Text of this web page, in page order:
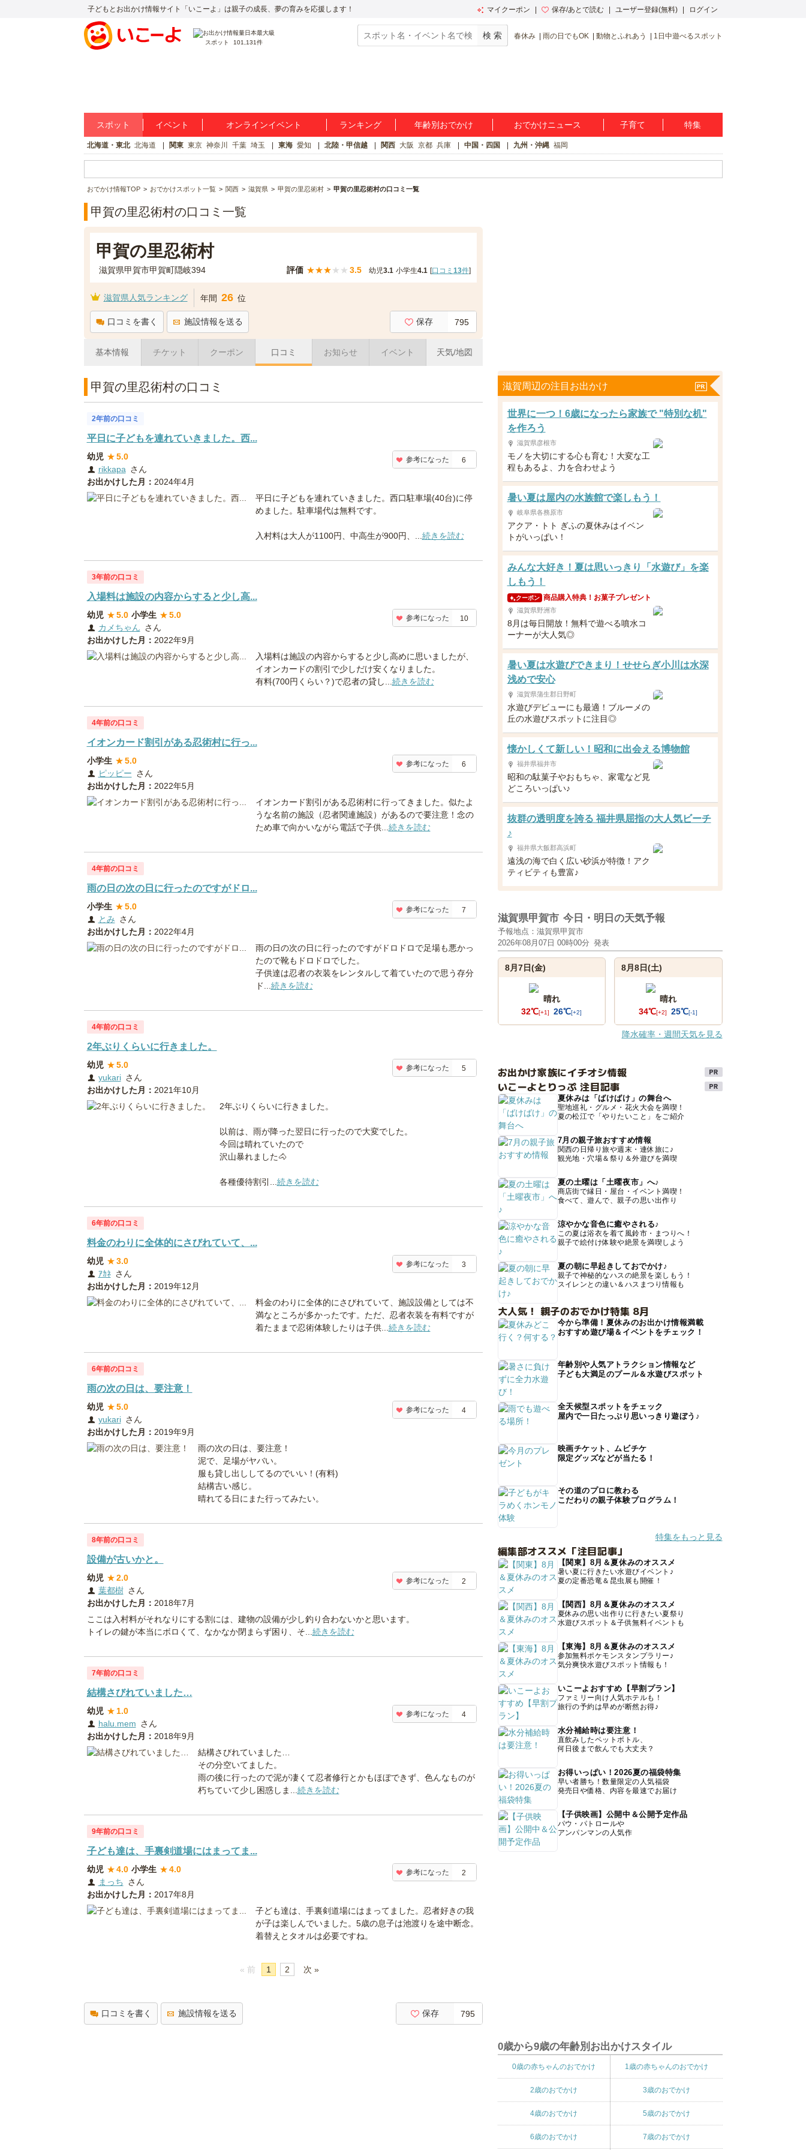
子どもとお出かけ情報サイト「いこーよ」は親子の成長、夢の育みを応援します！ マイクーポン 保存/あとで読む ユーザー登録(無料) ログイン
スポット 101,131件
春休み 雨の日でもOK 動物とふれあう 1日中遊べるスポット
スポット イベント オンラインイベント ランキング 年齢別おでかけ おでかけニュース 子育て 特集
北海道・東北 北海道 関東 東京 神奈川 千葉 埼玉 東海 愛知 北陸・甲信越 関西 大阪 京都 兵庫 中国・四国 九州・沖縄 福岡
おでかけ情報TOP おでかけスポット一覧 関西 滋賀県 甲賀の里忍術村 甲賀の里忍術村の口コミ一覧
甲賀の里忍術村の口コミ一覧
甲賀の里忍術村
滋賀県甲賀市甲賀町隠岐394 評価 ★★★★ ★ 3.5 幼児3.1 小学生4.1 [口コミ 13件]
滋賀県人気ランキング 年間 26 位
口コミを書く 施設情報を送る 保存 795
基本情報 チケット クーポン 口コミ お知らせ イベント 天気/地図
甲賀の里忍術村の口コミ
2年前の口コミ
平日に子どもを連れていきました。西...
幼児 ★5.0
rikkapa さん
お出かけした月： 2024年4月
参考になった 6
平日に子どもを連れていきました。西口駐車場(40台)に停
めました。駐車場代は無料です。
入村料は大人が1100円、中高生が900円、... 続きを読む
3年前の口コミ
入場料は施設の内容からすると少し高...
幼児 ★5.0 小学生 ★5.0
カメちゃん さん
お出かけした月： 2022年9月
参考になった 10
入場料は施設の内容からすると少し高めに思いましたが、
イオンカードの割引で少しだけ安くなりました。
有料(700円くらい？)で忍者の貸し... 続きを読む
4年前の口コミ
イオンカード割引がある忍術村に行っ...
小学生 ★5.0
ピッピー さん
お出かけした月： 2022年5月
参考になった 6
イオンカード割引がある忍術村に行ってきました。似たよ
うな名前の施設（忍者関連施設）があるので要注意！念の
ため車で向かいながら電話で子供... 続きを読む
4年前の口コミ
雨の日の次の日に行ったのですがドロ...
小学生 ★5.0
とみ さん
お出かけした月： 2022年4月
参考になった 7
雨の日の次の日に行ったのですがドロドロで足場も悪かっ
たので靴もドロドロでした。
子供達は忍者の衣装をレンタルして着ていたので思う存分
ド... 続きを読む
4年前の口コミ
2年ぶりくらいに行きました。
幼児 ★5.0
yukari さん
お出かけした月： 2021年10月
参考になった 5
2年ぶりくらいに行きました。
以前は、雨が降った翌日に行ったので大変でした。
今回は晴れていたので
沢山暴れました🐴
各種優待割引... 続きを読む
6年前の口コミ
料金のわりに全体的にさびれていて、...
幼児 ★3.0
ｱｶﾈ さん
お出かけした月： 2019年12月
参考になった 3
料金のわりに全体的にさびれていて、施設設備としては不
満なところが多かったです。ただ、忍者衣装を有料ですが
着たままで忍術体験したりは子供... 続きを読む
6年前の口コミ
雨の次の日は、要注意！
幼児 ★5.0
yukari さん
お出かけした月： 2019年9月
参考になった 4
雨の次の日は、要注意！
泥で、足場がヤバい。
服も貸し出ししてるのでいい！(有料)
結構古い感じ。
晴れてる日にまた行ってみたい。
8年前の口コミ
設備が古いかと。
幼児 ★2.0
葉都樹 さん
お出かけした月： 2018年7月
参考になった 2
ここは入村料がそれなりにする割には、建物の設備が少し釣り合わないかと思います。
トイレの鍵が本当にボロくて、なかなか閉まらず困り、そ... 続きを読む
7年前の口コミ
結構さびれていました…
幼児 ★ 1.0
halu.mem さん
お出かけした月： 2018年9月
参考になった 4
結構さびれていました…
その分空いてました。
雨の後に行ったので泥が凄くて忍者修行とかもほぼできず、色んなものが
朽ちていて少し困惑しま... 続きを読む
9年前の口コミ
子ども達は、手裏剣道場にはまってま...
幼児 ★4.0 小学生 ★4.0
まっち さん
お出かけした月： 2017年8月
参考になった 2
子ども達は、手裏剣道場にはまってました。忍者好きの我
が子は楽しんでいました。5歳の息子は池渡りを途中断念。
着替えとタオルは必要ですね。
« 前 1 2 次 »
口コミを書く 施設情報を送る 保存 795
滋賀周辺の注目お出かけ
世界に一つ！6歳になったら家族で "特別な机"
を作ろう
滋賀県彦根市
モノを大切にする心も育む！大変な工
程もあるよ、力を合わせよう
暑い夏は屋内の水族館で楽しもう！
岐阜県各務原市
アクア・トト ぎふの夏休みはイベン
トがいっぱい！
みんな大好き！夏は思いっきり「水遊び」を楽
しもう！
クーポン 商品購入特典！お菓子プレゼント
滋賀県野洲市
8月は毎日開放！無料で遊べる噴水コ
ーナーが大人気◎
暑い夏は水遊びできまり！せせらぎ小川は水深
浅めで安心
滋賀県蒲生郡日野町
水遊びデビューにも最適！ブルーメの
丘の水遊びスポットに注目◎
懐かしくて新しい！昭和に出会える博物館
福井県福井市
昭和の駄菓子やおもちゃ、家電など見
どころいっぱい♪
抜群の透明度を誇る 福井県屈指の大人気ビーチ
♪
福井県大飯郡高浜町
遠浅の海で白く広い砂浜が特徴！アク
ティビティも豊富♪
滋賀県甲賀市 今日・明日の天気予報
予報地点：滋賀県甲賀市
2026年08月07日 00時00分 発表
8月7日(金)
晴れ
32℃[+1] 26℃[+2]
8月8日(土)
晴れ
34℃[+2] 25℃[-1]
降水確率・週間天気を見る
お出かけ家族にイチオシ情報
いこーよとりっぷ 注目記事
夏休みは「ばけばけ」の舞台へ
聖地巡礼・グルメ・花火大会を満喫！
夏の松江で「やりたいこと」をご紹介
7月の親子旅おすすめ情報
関西の日帰り旅や週末・連休旅に♪
観光地・穴場＆祭り＆外遊びを満喫
夏の土曜は「土曜夜市」へ♪
商店街で縁日・屋台・イベント満喫！
食べて、遊んで、親子の思い出作り
涼やかな音色に癒やされる♪
この夏は浴衣を着て風鈴市・まつりへ！
親子で絵付け体験や絶景を満喫しよう
夏の朝に早起きしておでかけ♪
親子で神秘的なハスの絶景を楽しもう！
スイレンとの違い＆ハスまつり情報も
大人気！ 親子のおでかけ特集 8月
今から準備！夏休みのお出かけ情報満載
おすすめ遊び場＆イベントをチェック！
年齢別や人気アトラクション情報など
子ども大満足のプール＆水遊びスポット
全天候型スポットをチェック
屋内で一日たっぷり思いっきり遊ぼう♪
映画チケット、ムビチケ
限定グッズなどが当たる！
その道のプロに教わる
こだわりの親子体験プログラム！
特集をもっと見る
編集部オススメ「注目記事」
【関東】8月＆夏休みのオススメ
暑い夏に行きたい水遊びイベント♪
夏の定番恐竜＆昆虫展も開催！
【関西】8月＆夏休みのオススメ
夏休みの思い出作りに行きたい夏祭り
水遊びスポット＆子供無料イベントも
【東海】8月＆夏休みのオススメ
参加無料ポケモンスタンプラリー♪
気分爽快水遊びスポット情報も！
いこーよおすすめ【早割プラン】
ファミリー向け人気ホテルも！
旅行の予約は早めが断然お得♪
水分補給時は要注意！
直飲みしたペットボトル、
何日後まで飲んでも大丈夫？
お得いっぱい！2026夏の福袋特集
早い者勝ち！数量限定の人気福袋
発売日や価格、内容を最速でお届け
【子供映画】公開中＆公開予定作品
パウ・パトロールや
アンパンマンの人気作
0歳から9歳の年齢別お出かけスタイル
0歳の赤ちゃんのおでかけ 1歳の赤ちゃんのおでかけ
2歳のおでかけ 3歳のおでかけ
4歳のおでかけ 5歳のおでかけ
6歳のおでかけ 7歳のおでかけ